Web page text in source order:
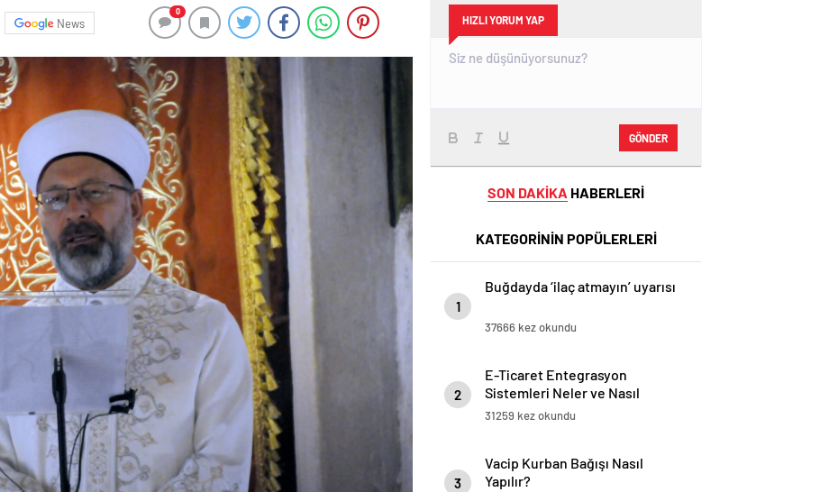
News
0
HIZLI YORUM YAP
GÖNDER
SON DAKİKA HABERLERİ
KATEGORİNİN POPÜLERLERİ
1
Buğdayda ‘ilaç atmayın’ uyarısı
37666 kez okundu
2
E-Ticaret Entegrasyon
Sistemleri Neler ve Nasıl
Yapılır?
31259 kez okundu
3
Vacip Kurban Bağışı Nasıl
Yapılır?